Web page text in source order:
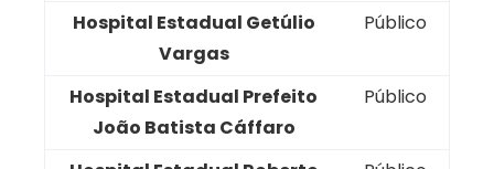
Hospital Estadual Getúlio
Vargas
Público
Hospital Estadual Prefeito
João Batista Cáffaro
Público